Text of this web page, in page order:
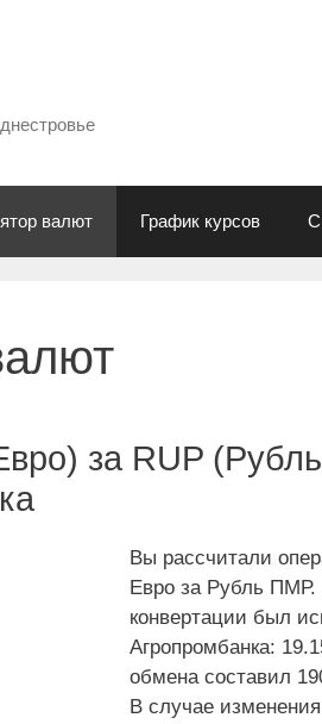
валют График курсов
за RUP
Вы рассчитали
Евро за Рубль ПМР.
конвертации был
Агропромбанка:
обмена составил
В случае изменения